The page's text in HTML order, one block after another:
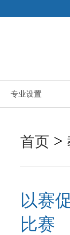
专业设置
首页 >
以赛
比赛